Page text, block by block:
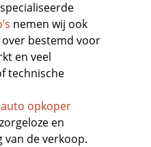
nemen wij ook
over bestemd voor
en veel
technische
auto opkoper
en
de verkoop.